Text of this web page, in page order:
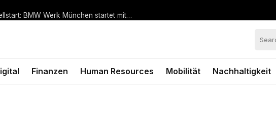
Hohe Nachfrage nach vorgezogenem Bestellstart: BMW Werk München startet mit steiler Anlaufkurve die Serienproduktion des BMW i3*
Finanzen Human Resources Mobilität Nachhaltigkeit